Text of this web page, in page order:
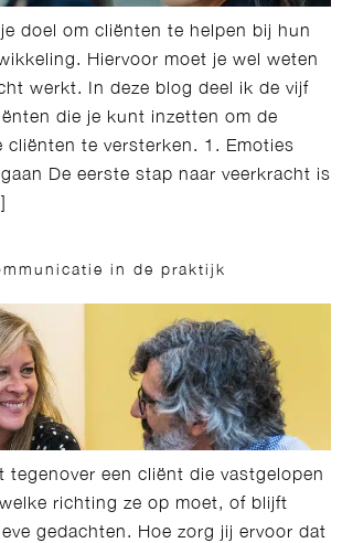
doel om cliënten te helpen bij hun
Hiervoor moet je wel weten
werkt. In deze blog deel ik de vijf
die je kunt inzetten om de
cliënten te versterken. 1. Emoties
De eerste stap naar veerkracht is
in de praktijk
tegenover een cliënt die vastgelopen
richting ze op moet, of blijft
gedachten. Hoe zorg jij ervoor dat